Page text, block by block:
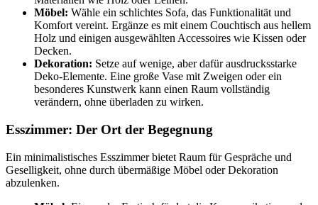
Möbel: Wähle ein schlichtes Sofa, das Funktionalität und
Komfort vereint. Ergänze es mit einem Couchtisch aus hellem
Holz und einigen ausgewählten Accessoires wie Kissen oder
Decken.
Dekoration: Setze auf wenige, aber dafür ausdrucksstarke
Deko-Elemente. Eine große Vase mit Zweigen oder ein
besonderes Kunstwerk kann einen Raum vollständig
verändern, ohne überladen zu wirken.
Esszimmer: Der Ort der Begegnung
Ein minimalistisches Esszimmer bietet Raum für Gespräche und
Geselligkeit, ohne durch übermäßige Möbel oder Dekoration
abzulenken.